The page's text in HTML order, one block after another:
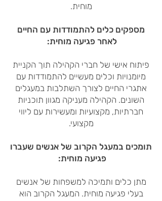
מוחית.
מספקים כלים להתמודדות עם החיים
לאחר פגיעה מוחית:
פיתוח אישי של חברי הקהילה תוך הקניית
מיומנויות וכלים מעשיים להתמודדות עם
אתגרי החיים לצורך השתלבות במעגלים
השונים. הקהילה מעניקה מגוון תוכניות
חברתיות, מקצועיות ומעשירות עם ליווי
מקצועי.
תומכים במעגל הקרוב של אנשים שעברו
פגיעה מוחית:
מתן כלים ותמיכה למשפחות של אנשים
בעלי פגיעה מוחית. המעגל הקרוב הוא